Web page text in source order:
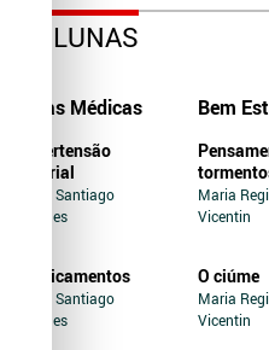
COLUNAS
Dicas Médicas
Hipertensão
Arterial
Jairo Santiago
Novaes
Medicamentos
Jairo Santiago
Novaes
Bem
Maria
Vicentin
O ciúme
Maria
Vicentin